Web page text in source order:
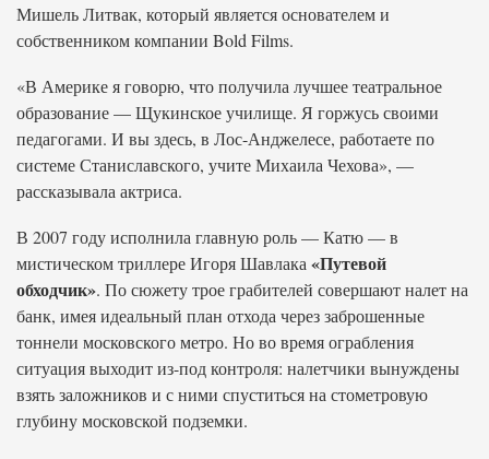
Мишель Литвак, который является основателем и
собственником компании Bold Films.
«В Америке я говорю, что получила лучшее театральное
образование — Щукинское училище. Я горжусь своими
педагогами. И вы здесь, в Лос-Анджелесе, работаете по
системе Станиславского, учите Михаила Чехова», —
рассказывала актриса.
В 2007 году исполнила главную роль — Катю — в
мистическом триллере Игоря Шавлака «Путевой
обходчик». По сюжету трое грабителей совершают налет на
банк, имея идеальный план отхода через заброшенные
тоннели московского метро. Но во время ограбления
ситуация выходит из-под контроля: налетчики вынуждены
взять заложников и с ними спуститься на стометровую
глубину московской подземки.